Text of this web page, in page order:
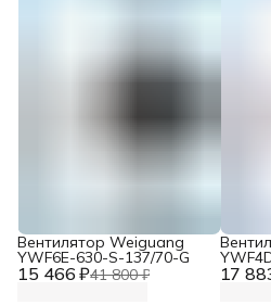
15 466 ₽41 800 ₽
Вентилятор Weiguang
YWF6E-630-S-137/70-G
17